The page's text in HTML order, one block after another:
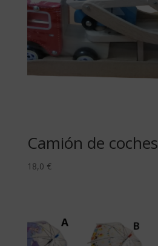
Camión de coches
18,0 €